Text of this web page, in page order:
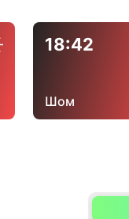
18:42
Шом